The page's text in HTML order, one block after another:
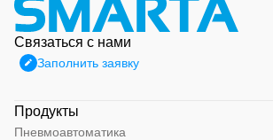
Связаться с нами
Заполнить заявку
Продукты
Пневмоавтоматика